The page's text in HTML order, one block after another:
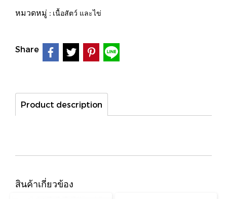
หมวดหมู่ : เนื้อสัตว์ และไข่
Share
Product description
สินค้าเกี่ยวข้อง